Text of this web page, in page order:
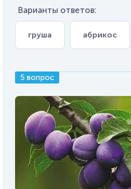
Варианты ответов:
груша абрикос
5 вопрос